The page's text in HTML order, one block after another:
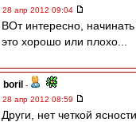
28 апр 2012 09:04
ВОт интересно,
это хорошо или плохо...
boril -
28 апр 2012 08:59
Други, нет четкой